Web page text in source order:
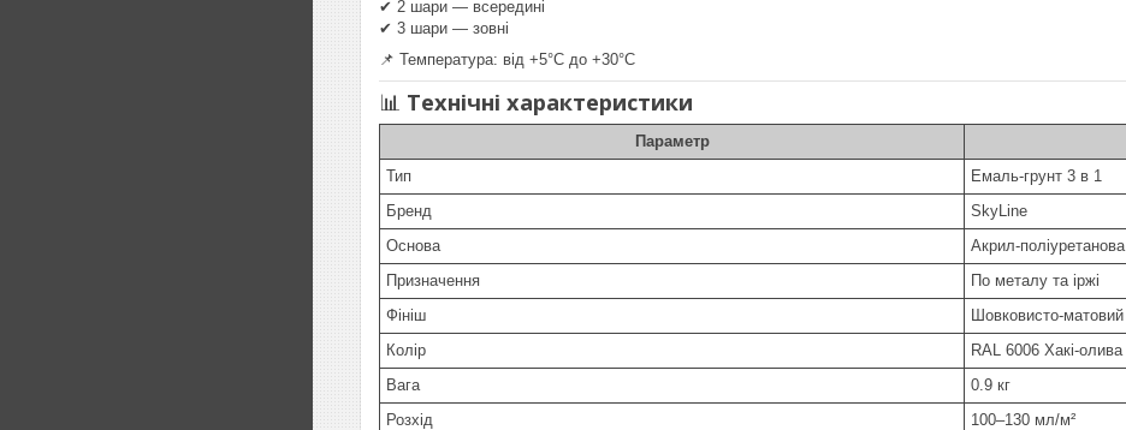
✔ 2 шари — всередині
✔ 3 шари — зовні
📌 Температура: від +5°C до +30°C
📊 Технічні характеристики
Параметр
Тип
Емаль-грунт 3 в 1
Бренд
SkyLine
Основа
Акрил-поліуретанова
Призначення
По металу та іржі
Фініш
Шовковисто-матовий
Колір
RAL 6006 Хакі-олива
Вага
0.9 кг
Розхід
100–130 мл/м²